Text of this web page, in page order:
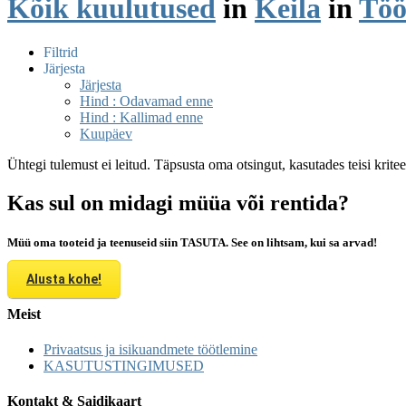
Kõik kuulutused in Keila in
Filtrid
Järjesta
Järjesta
Hind : Odavamad enne
Hind : Kallimad enne
Kuupäev
Ühtegi tulemust ei leitud. Täpsusta oma otsingut, kasutades teisi
Kas sul on midagi müüa või rentida?
Müü oma tooteid ja teenuseid siin TASUTA. See on lihtsam, kui sa arvad!
Alusta kohe!
Meist
Privaatsus ja isikuandmete töötlemine
KASUTUSTINGIMUSED
Kontakt & Saidikaart